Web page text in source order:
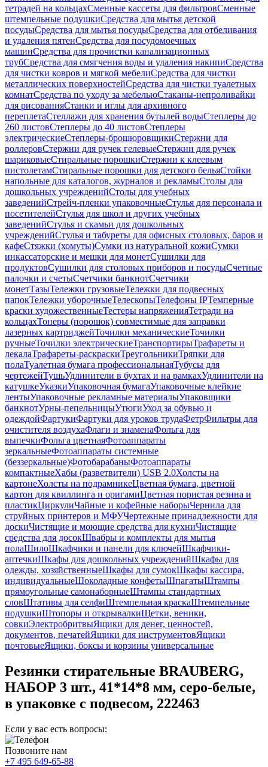
тетрадей на кольцахСменные кассеты для фильтровСменные
штемпельные подушкиСредства для мытья детской
посудыСредства для мытья посудыСредства для отбеливания
и удаления пятенСредства для посудомоечных
машинСредства для прочистки канализационных
трубСредства для смягчения воды и удаления накипиСредства
для чистки ковров и мягкой мебелиСредства для чистки
металлических поверхностейСредства для чистки туалетных
комнатСредства по уходу за мебельюСтаканы-непроливайки
для рисованияСтанки и иглы для архивного
переплетаСтеллажи для хранения бутылей водыСтеплеры до
260 листовСтеплеры до 40 листовСтеплеры
электрическиеСтеплеры-брошюровщикиСтержни для
роллеровСтержни для ручек гелевыеСтержни для ручек
шариковыеСтиральные порошкиСтержни к клеевым
пистолетамСтиральные порошки для детского бельяСтойки
напольные для каталогов, журналов и рекламыСтолы для
дошкольных учрежденийСтолы для учебных
заведенийСтрейч-пленки упаковочныеСтулья для персонала и
посетителейСтулья для школ и других учебных
заведенийСтулья и скамьи для дошкольных
учрежденийСтулья и табуреты для офисных столовых, баров и
кафеСтяжки (хомуты)Сумки из натуральной кожиСумки
инкассаторские и мешки для монетСушилки для
продуктовСушилки для столовых приборов и посудыСчетные
палочки и счетыСчетчики банкнотСчетчики
монетТазыТележки грузовыеТележки для подвесных
папокТележки уборочныеТелескопыТелефоны IPТемперные
краски художественныеТестеры напряженияТетради на
кольцахТонеры (порошок) совместимые для заправки
лазерных картриджейТочилки механическиеТочилки
ручныеТочилки электрическиеТранспортирыТрафареты и
лекалаТрафареты-раскраскиТреугольникиТряпки для
полаТуалетная бумага профессиональнаяТубусы для
чертежейТушьУдлинители в бухтах и на рамкахУдлинители на
катушкеУказкиУпаковочная бумагаУпаковочные клейкие
лентыУпаковочные рекламные материалыУпаковщики
банкнотУрны-пепельницыУтюгиУход за обувью и
одеждойФартукиФартуки для уроков трудаФетрФильтры для
очистителя воздухаФлаги и знаменаФольга для
выпечкиФольга цветнаяФотоаппараты
зеркальныеФотоаппараты системные
(беззеркальные)ФотобарабаныФотоаппараты
компактныеХабы (разветвители) USB 2.0Холсты на
картонеХолсты на подрамникеЦветная бумага, цветной
картон для квиллинга и оригамиЦветная пористая резина и
пластикЦиркулиЧайные и кофейные наборыЧернила для
струйных принтеров и МФУЧертежные принадлежности для
доскиЧистящие и моющие средства для кухниЧистящие
средства для досокШвабры и комплекты для мытья
полаШилоШкафчики и панели для ключейШкафчики-
аптечкиШкафы для дошкольных учрежденийШкафы для
одежды, хозяйственныеШкафы для сумокШкафы кассира,
индивидуальныеШоколадные конфетыШпагатыШтампы
прямоугольные самонаборныеШтампы стандартных
словШтативы для селфиШтемпельная краскаШтемпельные
подушкиШтопоры и открывалкиЩетки, веники,
совкиЭлектробритвыЯщики для денег, ценностей,
документов, печатейЯщики для инструментовЯщики
почтовыеЯщики, боксы и корзины универсальные
Резинки стирательные BRAUBERG,
НАБОР 3 шт., 41*14*8 мм, серо-белые,
в упаковке с подвесом, 222463
Если у вас есть вопросы:
Позвоните нам
+7 495 649-65-88